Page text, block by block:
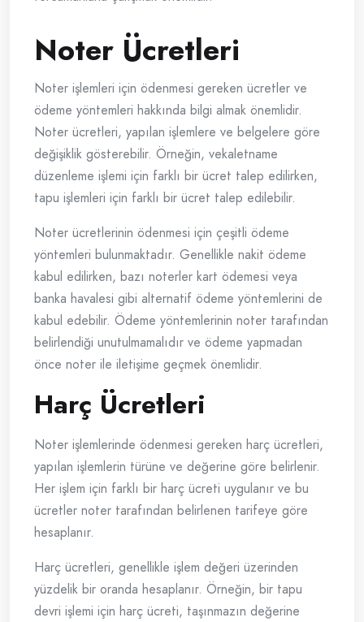
Noter Ücretleri
Noter işlemleri için ödenmesi gereken ücretler ve
ödeme yöntemleri hakkında bilgi almak önemlidir.
Noter ücretleri, yapılan işlemlere ve belgelere göre
değişiklik gösterebilir. Örneğin, vekaletname
düzenleme işlemi için farklı bir ücret talep edilirken,
tapu işlemleri için farklı bir ücret talep edilebilir.
Noter ücretlerinin ödenmesi için çeşitli ödeme
yöntemleri bulunmaktadır. Genellikle nakit ödeme
kabul edilirken, bazı noterler kart ödemesi veya
banka havalesi gibi alternatif ödeme yöntemlerini de
kabul edebilir. Ödeme yöntemlerinin noter tarafından
belirlendiği unutulmamalıdır ve ödeme yapmadan
önce noter ile iletişime geçmek önemlidir.
Harç Ücretleri
Noter işlemlerinde ödenmesi gereken harç ücretleri,
yapılan işlemlerin türüne ve değerine göre belirlenir.
Her işlem için farklı bir harç ücreti uygulanır ve bu
ücretler noter tarafından belirlenen tarifeye göre
hesaplanır.
Harç ücretleri, genellikle işlem değeri üzerinden
yüzdelik bir oranda hesaplanır. Örneğin, bir tapu
devri işlemi için harç ücreti, taşınmazın değerine